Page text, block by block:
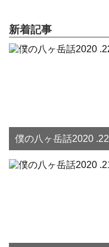
新着記事
僕の八ヶ岳話2020 .22